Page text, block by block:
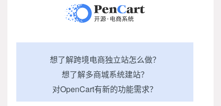
想了解跨境电商独立站怎么做？
想了解多商城系统建站？
对OpenCart有新的功能需求？